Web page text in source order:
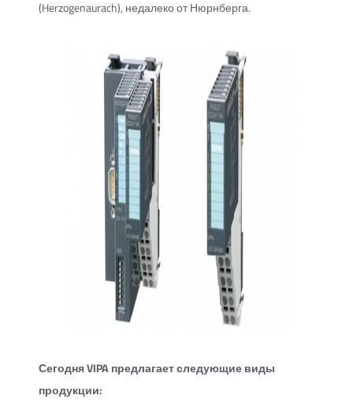
(Herzogenaurach), недалеко от Нюрнберга.
Сегодня VIPA предлагает следующие виды
продукции: